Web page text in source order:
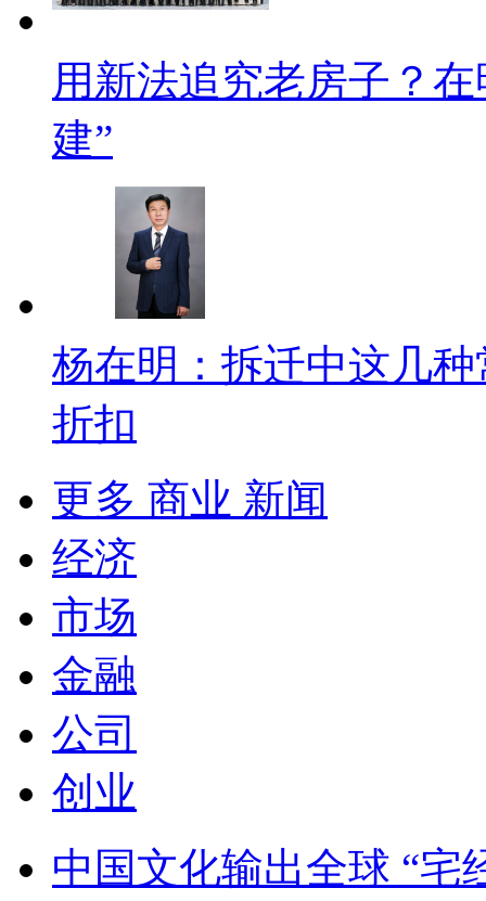
用新法追究老房子？
建”
杨在明：拆迁中这几
折扣
更多 商业 新闻
经济
市场
金融
公司
创业
中国文化输出全球 “宅